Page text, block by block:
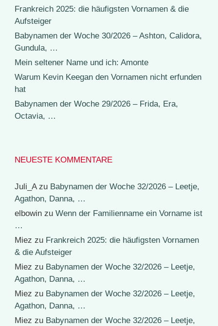
Frankreich 2025: die häufigsten Vornamen & die
Aufsteiger
Babynamen der Woche 30/2026 – Ashton, Calidora,
Gundula, …
Mein seltener Name und ich: Amonte
Warum Kevin Keegan den Vornamen nicht erfunden
hat
Babynamen der Woche 29/2026 – Frida, Era,
Octavia, …
NEUESTE KOMMENTARE
Juli_Azu Babynamen der Woche 32/2026 – Leetje,
Agathon, Danna, …
elbowin zu Wenn der Familienname ein Vorname ist
…
Miez zu Frankreich 2025: die häufigsten Vornamen
& die Aufsteiger
Miez zu Babynamen der Woche 32/2026 – Leetje,
Agathon, Danna, …
Miez zu Babynamen der Woche 32/2026 – Leetje,
Agathon, Danna, …
Miez zu Babynamen der Woche 32/2026 – Leetje,